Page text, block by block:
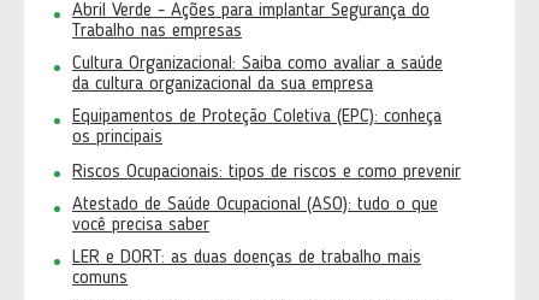
Abril Verde - Ações para implantar Segurança do
Trabalho nas empresas
Cultura Organizacional: Saiba como avaliar a saúde
da cultura organizacional da sua empresa
Equipamentos de Proteção Coletiva (EPC): conheça
os principais
Riscos Ocupacionais: tipos de riscos e como prevenir
Atestado de Saúde Ocupacional (ASO): tudo o que
você precisa saber
LER e DORT: as duas doenças de trabalho mais
comuns